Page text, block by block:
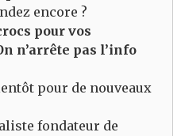
encore ?
pour vos
n’arrête pas l’info
pour de nouveaux
fondateur de